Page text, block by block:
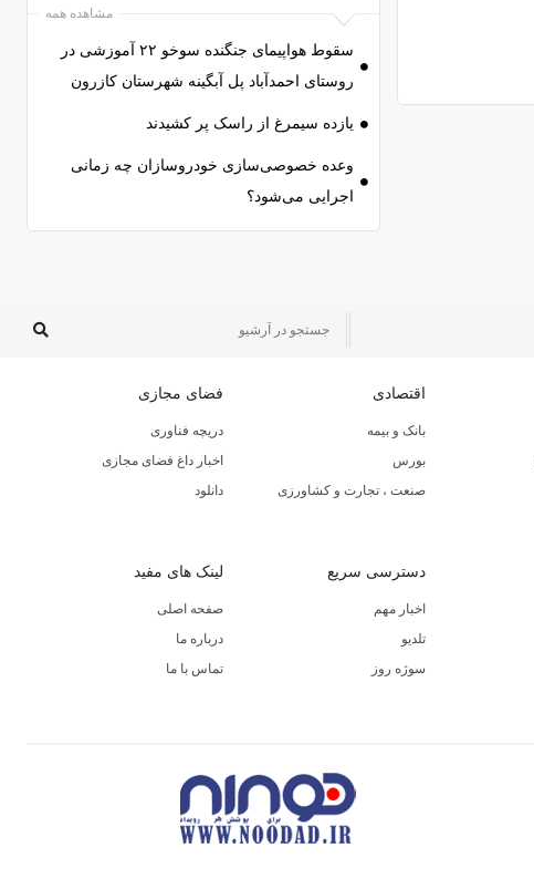
مشاهده همه
سقوط هواپیمای جنگنده سوخو ۲۲ آموزشی در
روستای احمدآباد پل آبگینه شهرستان کازرون
یازده سیمرغ از راسک پر کشیدند
وعده خصوصی‌سازی خودروسازان چه زمانی
اجرایی می‌شود؟
اقتصادی
بانک و بیمه
بورس
صنعت ، تجارت و کشاورزی
فضای مجازی
دریچه فناوری
اخبار داغ فضای مجازی
دانلود
دسترسی سریع
اخبار مهم
تلدیو
سوژه روز
لینک های مفید
صفحه اصلی
درباره ما
تماس با ما